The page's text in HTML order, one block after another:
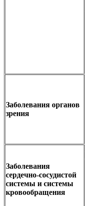
Заболевания органов
зрения
Заболевания
сердечно-сосудистой
системы и системы
кровообращения